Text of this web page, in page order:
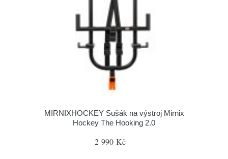
MIRNIXHOCKEY Sušák na výstroj Mirnix
Hockey The Hooking 2.0
2 990 Kč